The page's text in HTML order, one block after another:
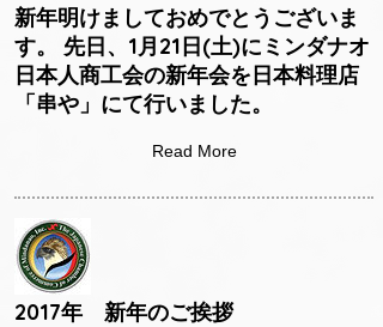
新年明けましておめでとうございま
す。 先日、1月21日(土)にミンダナオ
日本人商工会の新年会を日本料理店
「串や」にて行いました。
Read More
2017年 新年のご挨拶